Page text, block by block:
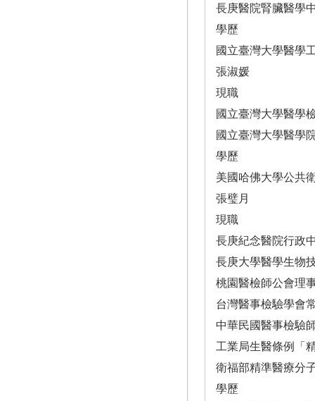
長庚醫院腎臟醫學
學歷
國立臺灣大學醫學
張淑媛
現職
國立臺灣大學醫學
國立臺灣大學醫學
學歷
美國哈佛大學公共
張璧月
現職
長庚紀念醫院行政
長庚大學醫學生物
桃園醫檢師公會理
台灣醫事檢驗學會
中華民國醫事檢驗
工業局生醫條例「
衛福部精準醫療分
學歷